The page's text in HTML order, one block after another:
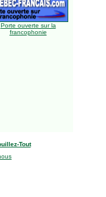
Porte ouverte sur la
francophonie
Tout